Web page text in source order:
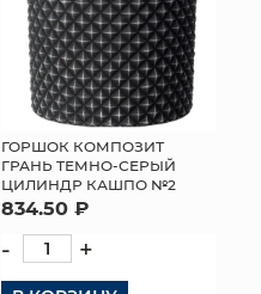
ГОРШОК КОМПОЗИТ
ГРАНЬ ТЕМНО-СЕРЫЙ
ЦИЛИНДР КАШПО №2
834.50 ₽
- +